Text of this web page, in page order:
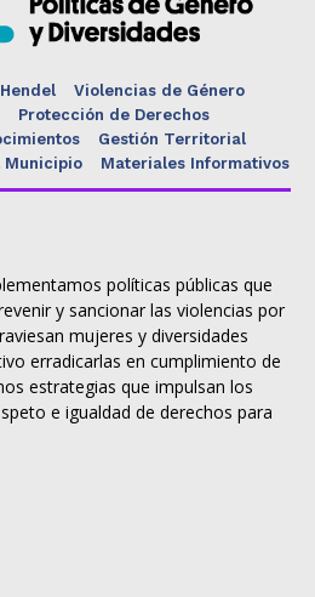
Violencias de Género
Protección de Derechos
Gestión Territorial
Municipio Materiales Informativos
políticas públicas que
y sancionar las violencias por
mujeres y diversidades
erradicarlas en cumplimiento de
estrategias que impulsan los
e igualdad de derechos para